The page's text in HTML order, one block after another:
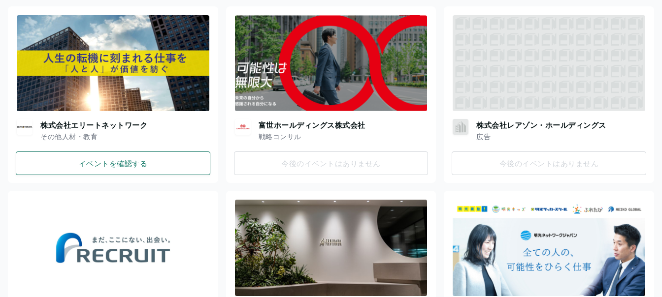
株式会社エリートネットワーク
その他人材・教育
イベントを確認する
富世ホールディングス株式会社
戦略コンサル
今後のイベントはありません
株式会社レアゾン・ホールディングス
広告
今後のイベントはありません